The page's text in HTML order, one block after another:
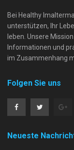
Bei Healthy
unterstützen, Ihr
leben. Unsere
Informationen und
im Zusammenhang
Folgen Sie uns
Neueste